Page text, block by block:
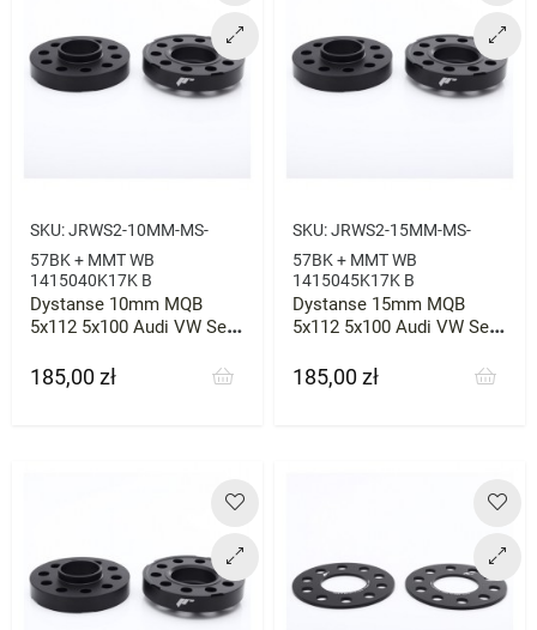
SKU:JRWS2-10MM-MS-
57BK + MMT WB
1415040K17K B
Dystanse 10mm MQB
5x112 5x100 Audi VW Seat
Cena
185,00 zł
SKU:JRWS2-15MM-MS-
57BK + MMT WB
1415045K17K B
Dystanse 15mm MQB
5x112 5x100 Audi VW Seat
Cena
185,00 zł